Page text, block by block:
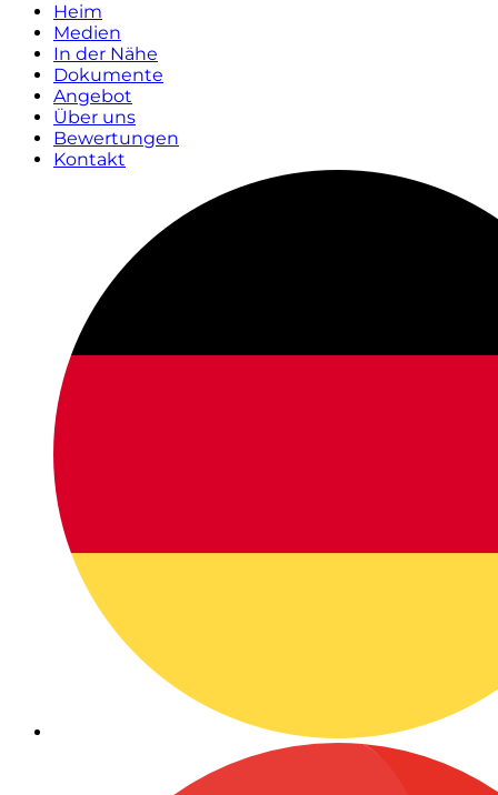
Heim
Medien
In der Nähe
Dokumente
Angebot
Über uns
Bewertungen
Kontakt